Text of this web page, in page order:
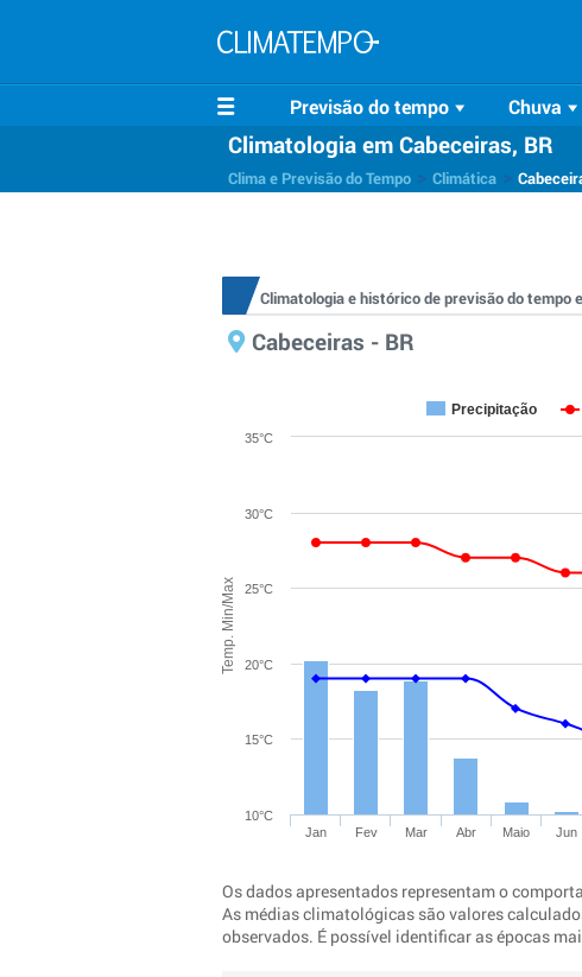
Previsão do tempo Chuva
Climatologia em Cabeceiras, BR
Clima e Previsão do Tempo Climática
Climatologia e histórico de previsão do tempo
Cabeceiras - BR
Temp. Min/Max
Precipitação
Jan Fev Mar Abr Maio Jun
10°C
15°C
20°C
25°C
30°C
35°C
Os dados apresentados representam o
As médias climatológicas são valores
observados. É possível identificar as épocas